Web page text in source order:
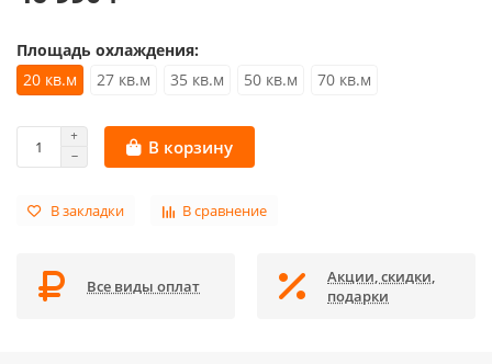
Площадь охлаждения:
20 кв.м
27 кв.м 35 кв.м 50 кв.м 70 кв.м
В корзину
В закладки В сравнение
Все виды оплат
Акции, скидки,
подарки